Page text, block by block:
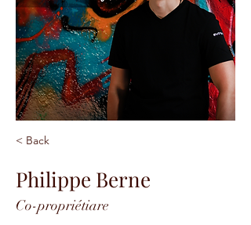
< Back
Philippe Berne
Co-propriétiare